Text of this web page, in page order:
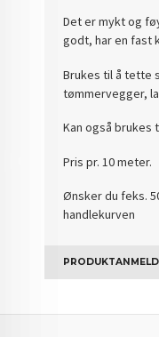
Det er mykt og
godt, har en fast
Brukes til å tette
tømmervegger,
Kan også brukes
Pris pr. 10 meter.
Ønsker du feks.
handlekurven